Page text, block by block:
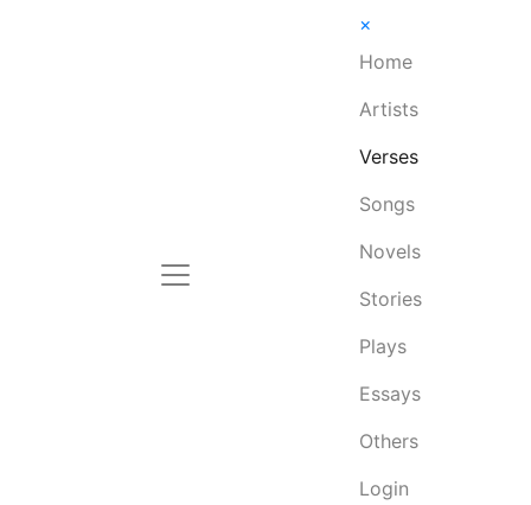
×
Home
Artists
Verses
Songs
Novels
Stories
Plays
Essays
Others
Login